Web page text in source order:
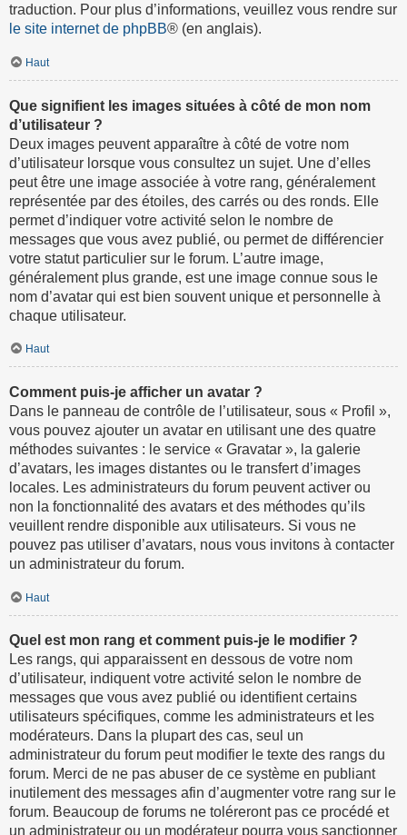
traduction. Pour plus d’informations, veuillez vous rendre sur
le site internet de phpBB® (en anglais).
Haut
Que signifient les images situées à côté de mon nom
d’utilisateur ?
Deux images peuvent apparaître à côté de votre nom
d’utilisateur lorsque vous consultez un sujet. Une d’elles
peut être une image associée à votre rang, généralement
représentée par des étoiles, des carrés ou des ronds. Elle
permet d’indiquer votre activité selon le nombre de
messages que vous avez publié, ou permet de différencier
votre statut particulier sur le forum. L’autre image,
généralement plus grande, est une image connue sous le
nom d’avatar qui est bien souvent unique et personnelle à
chaque utilisateur.
Haut
Comment puis-je afficher un avatar ?
Dans le panneau de contrôle de l’utilisateur, sous « Profil »,
vous pouvez ajouter un avatar en utilisant une des quatre
méthodes suivantes : le service « Gravatar », la galerie
d’avatars, les images distantes ou le transfert d’images
locales. Les administrateurs du forum peuvent activer ou
non la fonctionnalité des avatars et des méthodes qu’ils
veuillent rendre disponible aux utilisateurs. Si vous ne
pouvez pas utiliser d’avatars, nous vous invitons à contacter
un administrateur du forum.
Haut
Quel est mon rang et comment puis-je le modifier ?
Les rangs, qui apparaissent en dessous de votre nom
d’utilisateur, indiquent votre activité selon le nombre de
messages que vous avez publié ou identifient certains
utilisateurs spécifiques, comme les administrateurs et les
modérateurs. Dans la plupart des cas, seul un
administrateur du forum peut modifier le texte des rangs du
forum. Merci de ne pas abuser de ce système en publiant
inutilement des messages afin d’augmenter votre rang sur le
forum. Beaucoup de forums ne toléreront pas ce procédé et
un administrateur ou un modérateur pourra vous sanctionner